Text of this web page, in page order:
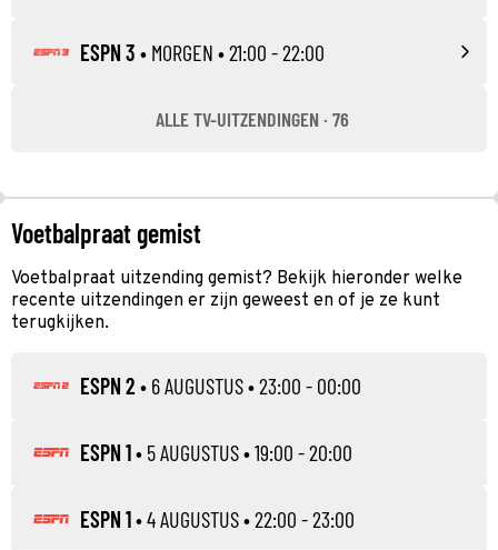
ESPN 3 • MORGEN • 21:00 - 22:00
ALLE TV-UITZENDINGEN · 76
Voetbalpraat gemist
Voetbalpraat uitzending gemist? Bekijk hieronder welke
recente uitzendingen er zijn geweest en of je ze kunt
terugkijken.
ESPN 2 • 6 AUGUSTUS• 23:00 - 00:00
ESPN 1• 5 AUGUSTUS• 19:00 - 20:00
ESPN 1•4 AUGUSTUS• 22:00 - 23:00